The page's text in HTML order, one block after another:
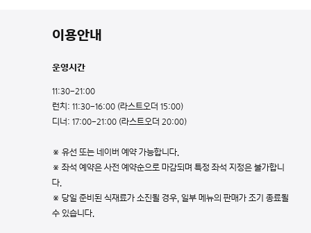
이용안내
운영시간
11:30-21:00
런치: 11:30-16:00 (라스트오더 15:00)
디너: 17:00-21:00 (라스트오더 20:00)
※ 유선 또는 네이버 예약 가능합니다.
※ 좌석 예약은 사전 예약순으로 마감되며 특정 좌석 지정은 불가합니
다.
※ 당일 준비된 식재료가 소진될 경우, 일부 메뉴의 판매가 조기 종료될
수 있습니다.